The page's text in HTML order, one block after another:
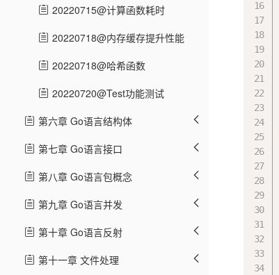
20220715@计算函数耗时
20220718@内存缓存提升性能
20220718@哈希函数
20220720@Test功能测试
第六章 Go语言结构体
第七章 Go语言接口
第八章 Go语言包概念
第九章 Go语言并发
第十章 Go语言反射
第十一章 文件处理